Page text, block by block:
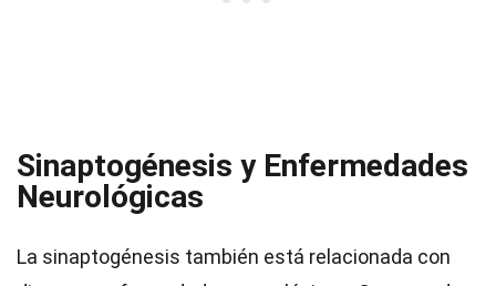
Sinaptogénesis y Enfermedades
Neurológicas
La sinaptogénesis también está relacionada con